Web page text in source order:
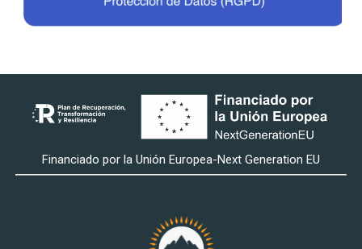
Financiado por la Unión Europea-Next Generation EU